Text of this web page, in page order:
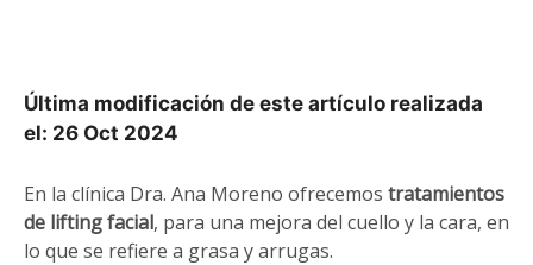
Última modificación de este artículo realizada
el: 26 Oct 2024
En la clínica Dra. Ana Moreno ofrecemos tratamientos
de lifting facial, para una mejora del cuello y la cara, en
lo que se refiere a grasa y arrugas.